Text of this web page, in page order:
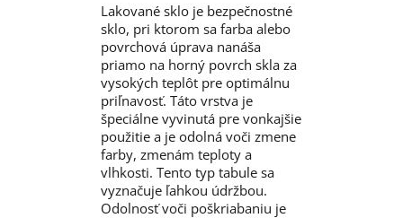
Lakované sklo je bezpečnostné
sklo, pri ktorom sa farba alebo
povrchová úprava nanáša
priamo na horný povrch skla za
vysokých teplôt pre optimálnu
priľnavosť. Táto vrstva je
špeciálne vyvinutá pre vonkajšie
použitie a je odolná voči zmene
farby, zmenám teploty a
vlhkosti. Tento typ tabule sa
vyznačuje ľahkou údržbou.
Odolnosť voči poškriabaniu je